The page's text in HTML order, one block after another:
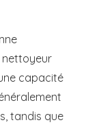
nettoyeur
capacité
tandis que